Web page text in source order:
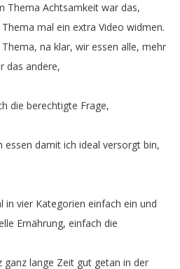
Thema Achtsamkeit war das,
Thema mal ein extra Video widmen.
Thema, na klar, wir essen alle, mehr
das andere,
die berechtigte Frage,
essen damit ich ideal versorgt bin,
in vier Kategorien einfach ein und
Ernährung, einfach die
ganz lange Zeit gut getan in der